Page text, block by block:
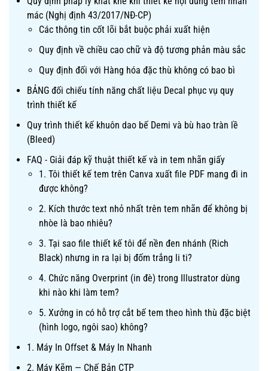
mác (Nghị định 43/2017/NĐ-CP)
Các thông tin cốt lõi bắt buộc phải xuất hiện
Quy định về chiều cao chữ và độ tương phản màu sắc
Quy định đối với Hàng hóa đặc thù không có bao bì
BẢNG đối chiếu tính năng chất liệu Decal phục vụ quy
trình thiết kế
Quy trình thiết kế khuôn dao bế Demi và bù hao tràn lề
(Bleed)
FAQ - Giải đáp kỹ thuật thiết kế và in tem nhãn giấy
1. Tôi thiết kế tem trên Canva xuất file PDF mang đi in
được không?
2. Kích thước text nhỏ nhất trên tem nhãn để không bị
nhòe là bao nhiêu?
3. Tại sao file thiết kế tôi để nền đen nhánh (Rich
Black) nhưng in ra lại bị đốm trắng li ti?
4. Chức năng Overprint (in đè) trong Illustrator dùng
khi nào khi làm tem?
5. Xưởng in có hỗ trợ cắt bế tem theo hình thù đặc biệt
(hình logo, ngôi sao) không?
1. Máy In Offset & Máy In Nhanh
2. Máy Kẽm — Chế Bản CTP